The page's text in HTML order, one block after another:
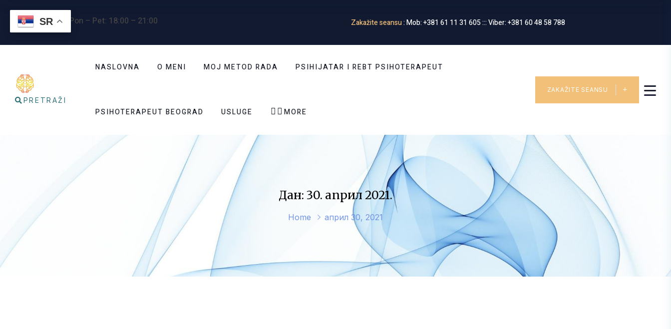
Radno vreme : Pon – Pet: 18:00 – 21:00 Zakažite seansu: Mob: +381 61 11 31 605 ::: Viber: +381 60 48 58 788
PRETRAŽI
NASLOVNA O MENI MOJ METOD RADA PSIHIJATAR I REBT PSIHOTERAPEUT
PSIHOTERAPEUT BEOGRAD USLUGE   MORE
ZAKAŽITE SEANSU
Дан: 30. април 2021.
Home април 30, 2021
SR